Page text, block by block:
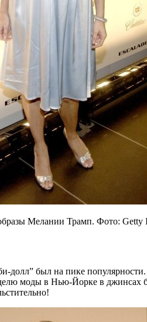
Мелании Трамп. Фото: Getty
долл” был на пике
моды в Нью-Йорке в джинсах